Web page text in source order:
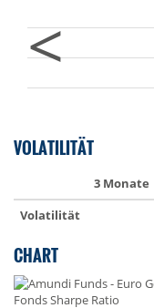
<
VOLATILITÄT
3 Monate
Volatilität
CHART